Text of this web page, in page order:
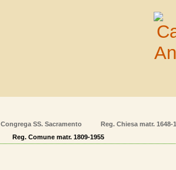
Congrega SS. Sacramento
Reg. Chiesa matr. 1648-
Reg. Comune matr. 1809-1955